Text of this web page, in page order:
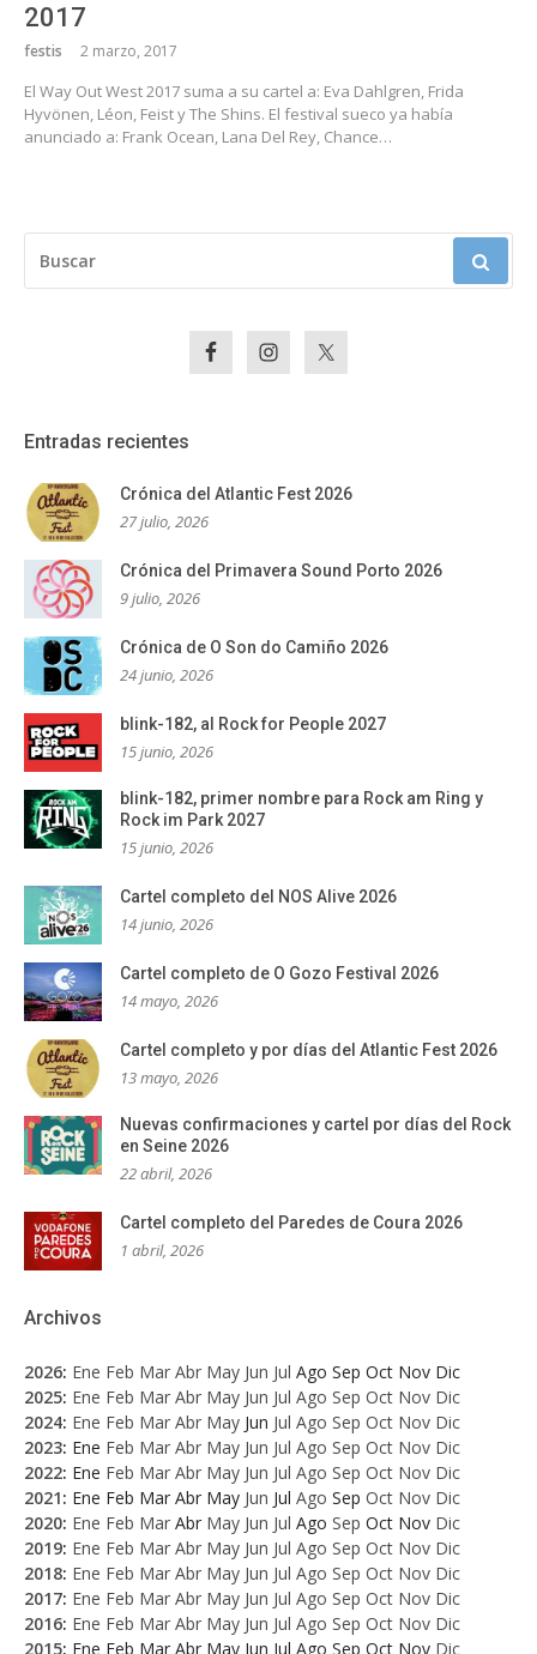
2017
festis 2 marzo, 2017
El Way Out West 2017 suma a su cartel a: Eva Dahlgren, Frida
Hyvönen, Léon, Feist y The Shins. El festival sueco ya había
anunciado a: Frank Ocean, Lana Del Rey, Chance…
Entradas recientes
Crónica del Atlantic Fest 2026
27 julio, 2026
Crónica del Primavera Sound Porto 2026
9 julio, 2026
Crónica de O Son do Camiño 2026
24 junio, 2026
blink-182, al Rock for People 2027
15 junio, 2026
blink-182, primer nombre para Rock am Ring y
Rock im Park 2027
15 junio, 2026
Cartel completo del NOS Alive 2026
14 junio, 2026
Cartel completo de O Gozo Festival 2026
14 mayo, 2026
Cartel completo y por días del Atlantic Fest 2026
13 mayo, 2026
Nuevas confirmaciones y cartel por días del Rock
en Seine 2026
22 abril, 2026
Cartel completo del Paredes de Coura 2026
1 abril, 2026
Archivos
2026: Ene Feb Mar Abr May Jun Jul Ago Sep Oct Nov Dic
2025: Ene Feb Mar Abr May Jun Jul Ago Sep Oct Nov Dic
2024: Ene Feb Mar Abr May Jun Jul Ago Sep Oct Nov Dic
2023: Ene Feb Mar Abr May Jun Jul Ago Sep Oct Nov Dic
2022: Ene Feb Mar Abr May Jun Jul Ago Sep Oct Nov Dic
2021: Ene Feb Mar Abr May Jun Jul Ago Sep Oct Nov Dic
2020: Ene Feb Mar Abr May Jun Jul Ago Sep Oct Nov Dic
2019: Ene Feb Mar Abr May Jun Jul Ago Sep Oct Nov Dic
2018: Ene Feb Mar Abr May Jun Jul Ago Sep Oct Nov Dic
2017: Ene Feb Mar Abr May Jun Jul Ago Sep Oct Nov Dic
2016: Ene Feb Mar Abr May Jun Jul Ago Sep Oct Nov Dic
2015: Ene Feb Mar Abr May Jun Jul Ago Sep Oct Nov Dic